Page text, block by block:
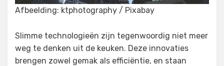
Afbeelding: ktphotography / Pixabay
Slimme technologieën zijn tegenwoordig niet meer
weg te denken uit de keuken. Deze innovaties
brengen zowel gemak als efficiëntie, en staan